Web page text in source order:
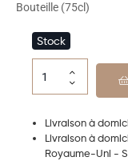
Bouteille (75cl)
Stock
Livraison à
Livraison à
Royaume-Uni -